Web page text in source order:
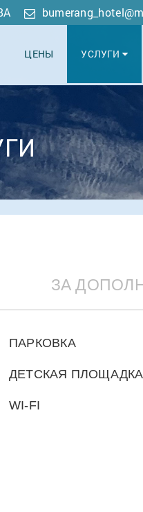
ЦЕНЫ УСЛУГИ
ЗА
ПАРКОВКА
ДЕТСКАЯ ПЛОЩАДКА
WI-FI